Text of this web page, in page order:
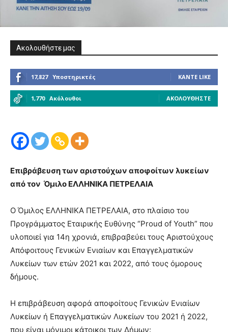
Ακολουθήστε μας
17,827 Υποστηρικτές ΚΆΝΤΕ LIKE
1,770 Ακόλουθοι ΑΚΟΛΟΥΘΉΣΤΕ
Επιβράβευση των αριστούχων αποφοίτων λυκείων
από τον Όμιλο ΕΛΛΗΝΙΚΑ ΠΕΤΡΕΛΑΙΑ
Ο Όμιλος ΕΛΛΗΝΙΚΑ ΠΕΤΡΕΛΑΙΑ, στο πλαίσιο του
Προγράμματος Εταιρικής Ευθύνης “Proud of Youth” που
υλοποιεί για 14η χρονιά, επιβραβεύει τους Αριστούχους
Απόφοιτους Γενικών Ενιαίων και Επαγγελματικών
Λυκείων των ετών 2021 και 2022, από τους όμορους
δήμους.
Η επιβράβευση αφορά αποφοίτους Γενικών Ενιαίων
Λυκείων ή Επαγγελματικών Λυκείων του 2021 ή 2022,
που είναι μόνιμοι κάτοικοι των Δήμων: